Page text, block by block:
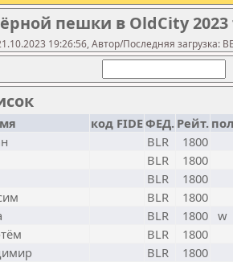
пешки в OldCity
19:26:56, Автор/Последняя загрузка:
код FIDEФЕД. Рейт. пол
BLR
1800
BLR
1800
BLR
1800
BLR
1800
BLR 1800
w
BLR
1800
BLR
1800